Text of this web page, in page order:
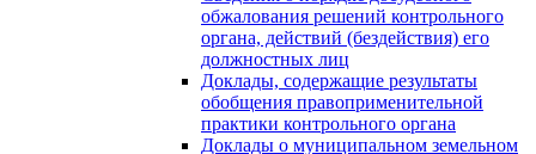
обжалования решений контрольного
органа, действий (бездействия) его
должностных лиц
Доклады, содержащие результаты
обобщения правоприменительной
практики контрольного органа
Доклады о муниципальном земельном